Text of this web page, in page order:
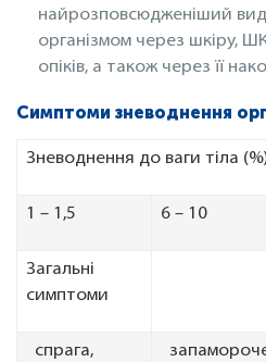
найрозповсюдженіший
організмом через шкіру,
опіків, а також через її
Симптоми зневоднення
Зневоднення до ваги тіла
1 – 1,5 6 – 10
Загальні
симптоми
спрага,